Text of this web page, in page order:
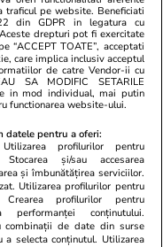
03 aug.
traficul pe website. Beneficiati
din GDPR in legatura cu
drepturi pot fi exercitate
“ACCEPT TOATE”, acceptati
care implica inclusiv acceptul
de catre Vendor-ii cu
SA MODIFIC SETARILE
in mod individual, mai putin
functionarea website-ului.
datele pentru a oferi:
profilurilor pentru
și/sau accesarea
și îmbunătățirea serviciilor.
Utilizarea profilurilor pentru
Crearea profilurilor pentru
performanței conținutului.
combinații de date din surse
selecta conținutul. Utilizarea